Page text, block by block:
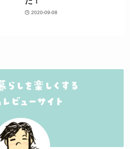
2020-09-08